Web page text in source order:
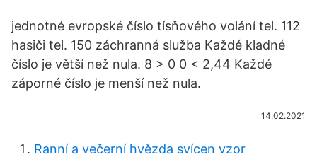
jednotné evropské číslo tísňového volání tel. 112
hasiči tel. 150 záchranná služba Každé kladné
číslo je větší než nula. 8 > 0 0 < 2,44 Každé
záporné číslo je menší než nula.
14.02.2021
Ranní a večerní hvězda svícen vzor